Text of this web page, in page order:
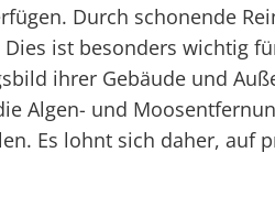
Durch schonende
ist besonders wichtig
ihrer Gebäude und
Algen- und
Es lohnt sich daher, auf